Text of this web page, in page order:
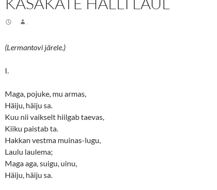
(Lermantovi järele.)
I.
Maga, pojuke, mu armas,
Häiju, häiju sa.
Kuu nii vaikselt hiilgab taevas,
Kiiku paistab ta.
Hakkan vestma muinas-lugu,
Laulu laulema;
Maga aga, suigu, uinu,
Häiju, häiju sa.